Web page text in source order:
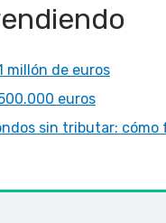
millón de euros
euros
sin tributar: cómo